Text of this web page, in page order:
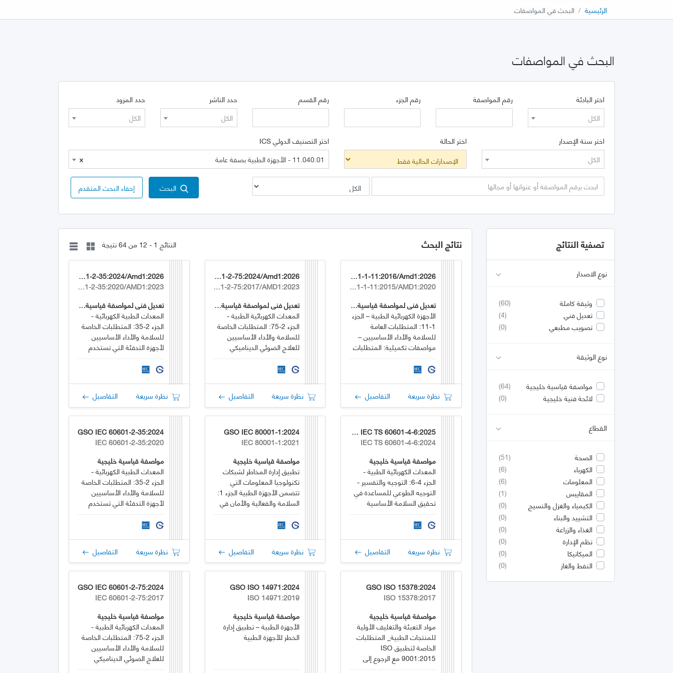
الرئيسية البحث في المواصفات
البحث في المواصفات
اختر البادئة
الكل
رقم المواصفة رقم الجزء رقم القسم
حدد الناشر
الكل
حدد المزود
الكل
اختر سنة الإصدار
الكل
اختر الحالة
اختر التصنيف الدولي ICS
×
11.040.01 - الأجهزة الطبية بصفة عامة
البحث إخفاء البحث المتقدم
تصفية النتائج
نوع الاصدار
وثيقة كاملة
(60)
تعديل فني
(4)
تصويب مطبعي
(0)
نوع الوثيقة
مواصفة قياسية خليجية
(64)
لائحة فنية خليجية
(0)
القطاع
الصحة
(51)
الكهرباء
(6)
المعلومات
(6)
المقاييس
(1)
الكيمياء والغزل والنسيج
(0)
التشييد والبناء
(0)
الغذاء والزراعة
(0)
نظم الإدارة
(0)
الميكانيكا
(0)
النفط والغاز
(0)
نتائج البحث النتائج 1 - 12 من 64 نتيجة
GSO IEC 60601-1-11:2016/Amd1:2026
IEC 60601-1-11:2015/AMD1:2020
تعديل فني لمواصفة قياسية خليجية
الأجهزة الكهربائية الطبية – الجزء
1-11: المتطلبات العامة
للسلامة والأداء الأساسيين –
مواصفات تكميلية: المتطلبات
الطبية المستخدمة في بيئة
نظرة سريعة
التفاصيل
GSO IEC 60601-2-75:2024/Amd1:2026
IEC 60601-2-75:2017/AMD1:2023
تعديل فني لمواصفة قياسية خليجية
المعدات الكهربائية الطبية -
الجزء 2-75: المتطلبات الخاصة
للسلامة والأداء الأساسيين
للعلاج الضوئي الديناميكي
ومعدات التشخيص الضوئي
الديناميكي
نظرة سريعة التفاصيل
GSO IEC 60601-2-35:2024/Amd1:2026
IEC 60601-2-35:2020/AMD1:2023
تعديل فني لمواصفة قياسية خليجية
المعدات الطبية الكهربائية -
الجزء 2-35: المتطلبات الخاصة
للسلامة والأداء الأساسيين
لأجهزة التدفئة التي تستخدم
البطانيات والوسادات والمراتب
والمخصصة للتدفئة في
نظرة سريعة
التفاصيل
GSO IEC TS 60601-4-6:2025
IEC TS 60601-4-6:2024
مواصفة قياسية خليجية
المعدات الكهربائية الطبية -
الجزء 4-6: التوجيه والتفسير -
التوجيه الطوعي للمساعدة في
تحقيق السلامة الأساسية
بالتأثيرات المحتملة للاضطرابات
نظرة سريعة
التفاصيل
GSO IEC 80001-1:2024
IEC 80001-1:2021
مواصفة قياسية خليجية
تطبيق إدارة المخاطر لشبكات
تكنولوجيا المعلومات التي
تتضمن الأجهزة الطبية الجزء 1:
السلامة والفعالية والأمان في
تنفيذ واستخدام الأجهزة الطبية
المتصلة أو البرامج الصحية
نظرة سريعة
التفاصيل
GSO IEC 60601-2-35:2024
IEC 60601-2-35:2020
مواصفة قياسية خليجية
المعدات الطبية الكهربائية -
الجزء 2-35: المتطلبات الخاصة
للسلامة والأداء الأساسيين
لأجهزة التدفئة التي تستخدم
البطانيات والوسادات والمراتب
والمخصصة للتدفئة في
نظرة سريعة
التفاصيل
GSO ISO 15378:2024
ISO 15378:2017
مواصفة قياسية خليجية
مواد التعبئة والتغليف الأولية
للمنتجات الطبية_ المتطلبات
الخاصة لتطبيق ISO
9001:2015 مع الرجوع إلى
GSO ISO 14971:2024
ISO 14971:2019
مواصفة قياسية خليجية
الأجهزة الطبية – تطبيق إدارة
الخطر للأجهزة الطبية
GSO IEC 60601-2-75:2024
IEC 60601-2-75:2017
مواصفة قياسية خليجية
المعدات الكهربائية الطبية -
الجزء 2-75: المتطلبات الخاصة
للسلامة والأداء الأساسيين
للعلاج الضوئي الديناميكي